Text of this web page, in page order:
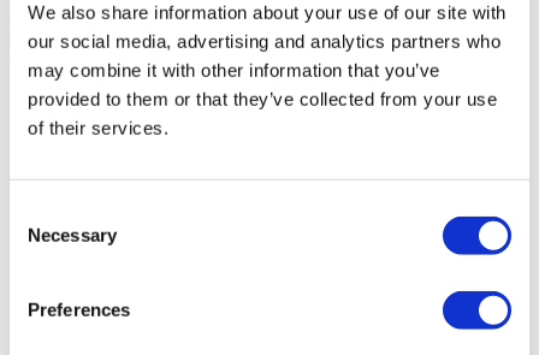
We also share information about your use of our site with
our social media, advertising and analytics partners who
may combine it with other information that you’ve
provided to them or that they’ve collected from your use
of their services.
Selection
Necessary
Preferences
Caractéristiques générales
Informations générales Caractéristiques Certification
Référence 102250130
Région Estoril, Cascais, Sintra
Commune
Paroisse Civile
Zone de construction brute